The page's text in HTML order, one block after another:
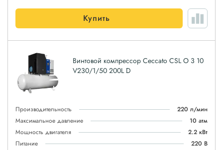
Купить
Винтовой компрессор Ceccato CSL O 3 10
V230/1/50 200L D
Производительность
220 л/мин
Максимальное давление
10 атм
Мощность двигателя
2.2 кВт
Питание
220 В